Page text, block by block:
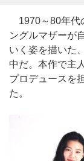
1970～80年代
ングルマザーが
いく姿を描いた
中だ。本作で主
プロデュースを
た。